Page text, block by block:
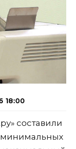
18:00
составили
минимальных